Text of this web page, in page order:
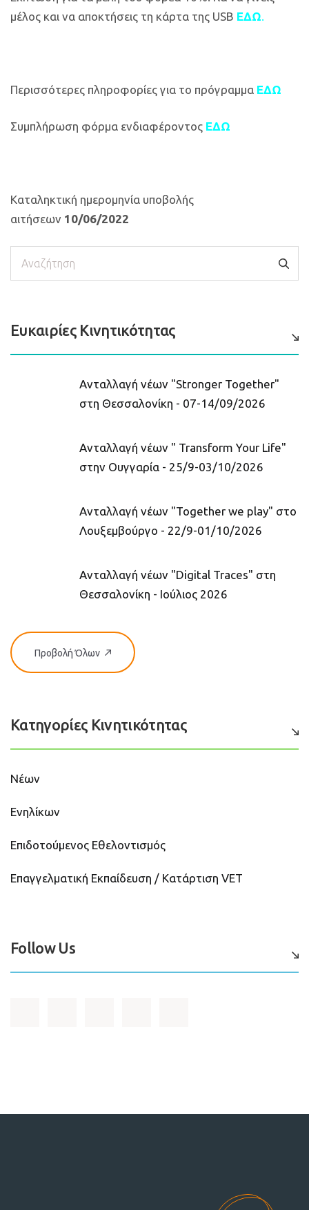
μέλος και να αποκτήσεις τη κάρτα της USB ΕΔΩ
Περισσότερες πληροφορίες για το πρόγραμμα ΕΔΩ
Συμπλήρωση φόρμα ενδιαφέροντος ΕΔΩ
Καταληκτική ημερομηνία υποβολής
αιτήσεων 10/06/2022
Ευκαιρίες Κινητικότητας
Ανταλλαγή νέων "Stronger Together"
στη Θεσσαλονίκη - 07-14/09/2026
Ανταλλαγή νέων " Transform Your Life"
στην Ουγγαρία - 25/9-03/10/2026
Ανταλλαγή νέων "Together we play" στο
Λουξεμβούργο - 22/9-01/10/2026
Ανταλλαγή νέων "Digital Traces" στη
Θεσσαλονίκη - Ιούλιος 2026
Προβολή Όλων
Κατηγορίες Κινητικότητας
Νέων
Ενηλίκων
Επιδοτούμενος Εθελοντισμός
Επαγγελματική Εκπαίδευση / Κατάρτιση VET
Follow Us